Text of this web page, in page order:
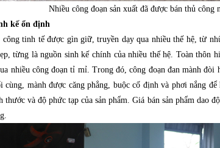
Nhiều công đoạn sản xuất đã được bán thủ công
kế ổn định
tinh tế được gìn giữ, truyền dạy qua nhiều thế hệ, từ
từng là nguồn sinh kế chính của nhiều thế hệ. Toàn
nhiều công đoạn tỉ mỉ. Trong đó, công đoạn đan mành đòi
cùng, mành được căng phẳng, buộc cố định và phơi nắng
thước và độ phức tạp của sản phẩm. Giá bán sản phẩm dao